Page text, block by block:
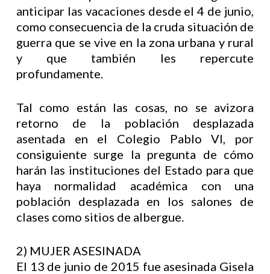
anticipar las vacaciones desde el 4 de junio,
como consecuencia de la cruda situación de
guerra que se vive en la zona urbana y rural
y que también les repercute
profundamente.
Tal como están las cosas, no se avizora
retorno de la población desplazada
asentada en el Colegio Pablo VI, por
consiguiente surge la pregunta de cómo
harán las instituciones del Estado para que
haya normalidad académica con una
población desplazada en los salones de
clases como sitios de albergue.
2) MUJER ASESINADA
El 13 de junio de 2015 fue asesinada Gisela